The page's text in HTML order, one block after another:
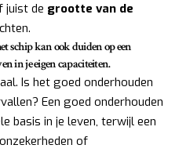
juist de grootte van de
schip kan ook duiden op een
in je eigen capaciteiten.
Is het goed onderhouden
Een goed onderhouden
basis in je leven, terwijl een
of